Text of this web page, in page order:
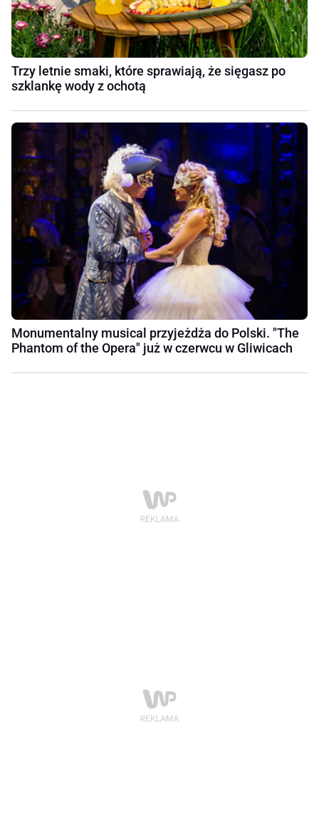
Trzy letnie smaki, które sprawiają, że sięgasz po
szklankę wody z ochotą
Monumentalny musical przyjeżdża do Polski. "The
Phantom of the Opera" już w czerwcu w Gliwicach